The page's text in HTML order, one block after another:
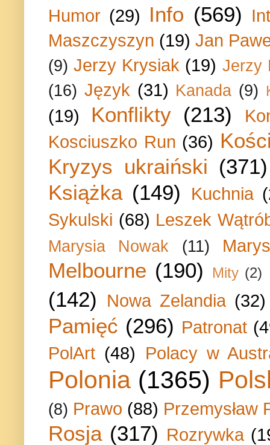
Humor (29) Info (569)
Maszczyszyn (19) Jan
(9) Jerzy Krysiak (19) Jerzy
(16) Język (31) Kanada (9)
(19) Konflikty (213)
Kosciuszko Run (36)
Kryzys ukraiński (371)
Książka (149) Kuchnia
Sykulski (68) Leszek
Marysia Nowak (11)
Melbourne (190) Mity (2)
(142) Nowa Zelandia (32)
Pamięć (296) Patronat
PolArt (48) Polacy w
Polonia (1365)
(8) Prawo (88) Przemysław
Rosja (317) Rozrywka